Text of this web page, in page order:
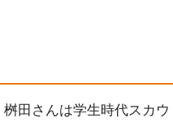
桝田さんは学生時代スカウ